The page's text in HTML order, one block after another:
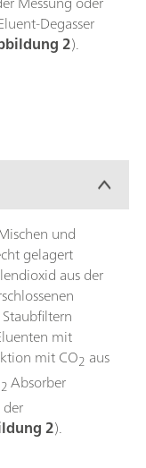
Degasser
2).
und
gelagert
aus der
mit
mit CO2 aus
2Absorber
2).